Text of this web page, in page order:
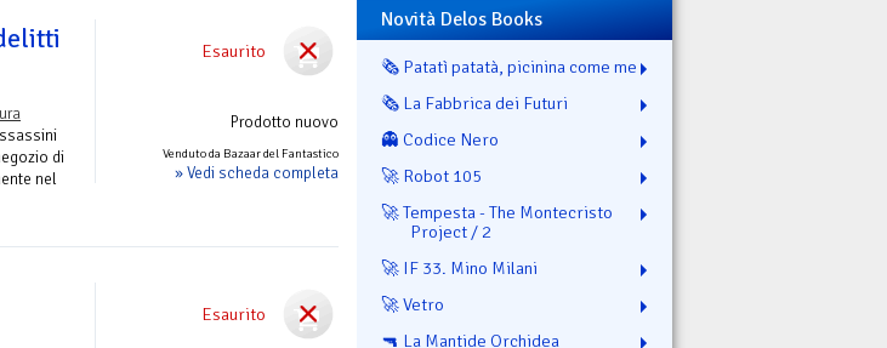
Esaurito
Prodotto nuovo
Venduto da Bazaar del Fantastico
» Vedi scheda completa
di
nel
Esaurito
Novità Delos Books
🗞️ Patatì patatà, picinina come me
🗞️ La Fabbrica dei Futuri
👻 Codice Nero
🚀 Robot 105
🚀 Tempesta - The Montecristo
Project / 2
🚀 IF 33. Mino Milani
🚀 Vetro
🔫 La Mantide Orchidea